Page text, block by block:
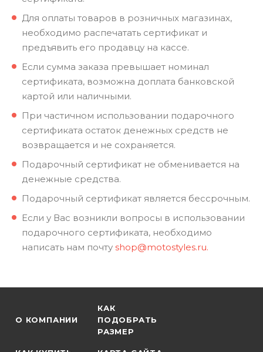
Для оплаты товаров в розничных магазинах,
необходимо распечатать сертификат и
предъявить его продавцу на кассе.
Если сумма заказа превышает номинал
сертификата, возможна доплата банковской
картой или наличными.
При частичном использовании подарочного
сертификата остаток денежных средств не
возвращается и не сохраняется.
Подарочный сертификат не обменивается на
денежные средства.
Подарочный сертификат является бессрочным.
Если у Вас возникли вопросы в использовании
подарочного сертификата, необходимо
написать нам почту shop@motostyles.ru.
О КОМПАНИИ
КАК
ПОДОБРАТЬ
РАЗМЕР